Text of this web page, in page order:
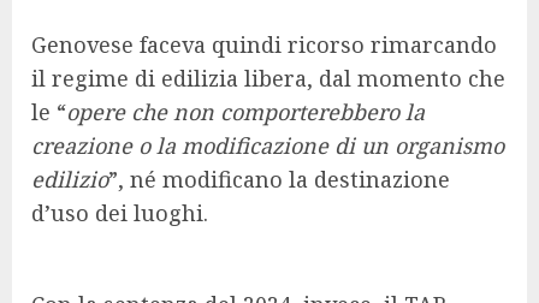
Genovese faceva quindi ricorso rimarcando
il regime di edilizia libera, dal momento che
le “opere che non comporterebbero la
creazione o la modificazione di un organismo
edilizio”, né modificano la destinazione
d’uso dei luoghi.